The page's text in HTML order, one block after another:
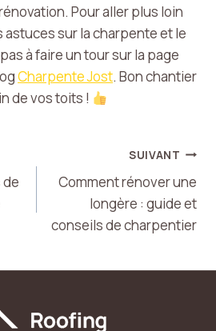
Pour aller plus loin
astuces sur la charpente et le
à faire un tour sur la page
Charpente Jost. Bon chantier
de vos toits !
SUIVANT
Comment rénover une
longère : guide et
conseils de charpentier